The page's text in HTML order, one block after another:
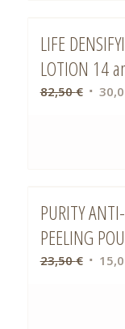
LIFE
LOTION 14
82,50€ Le
PURITY
PEELING
23,50€ Le